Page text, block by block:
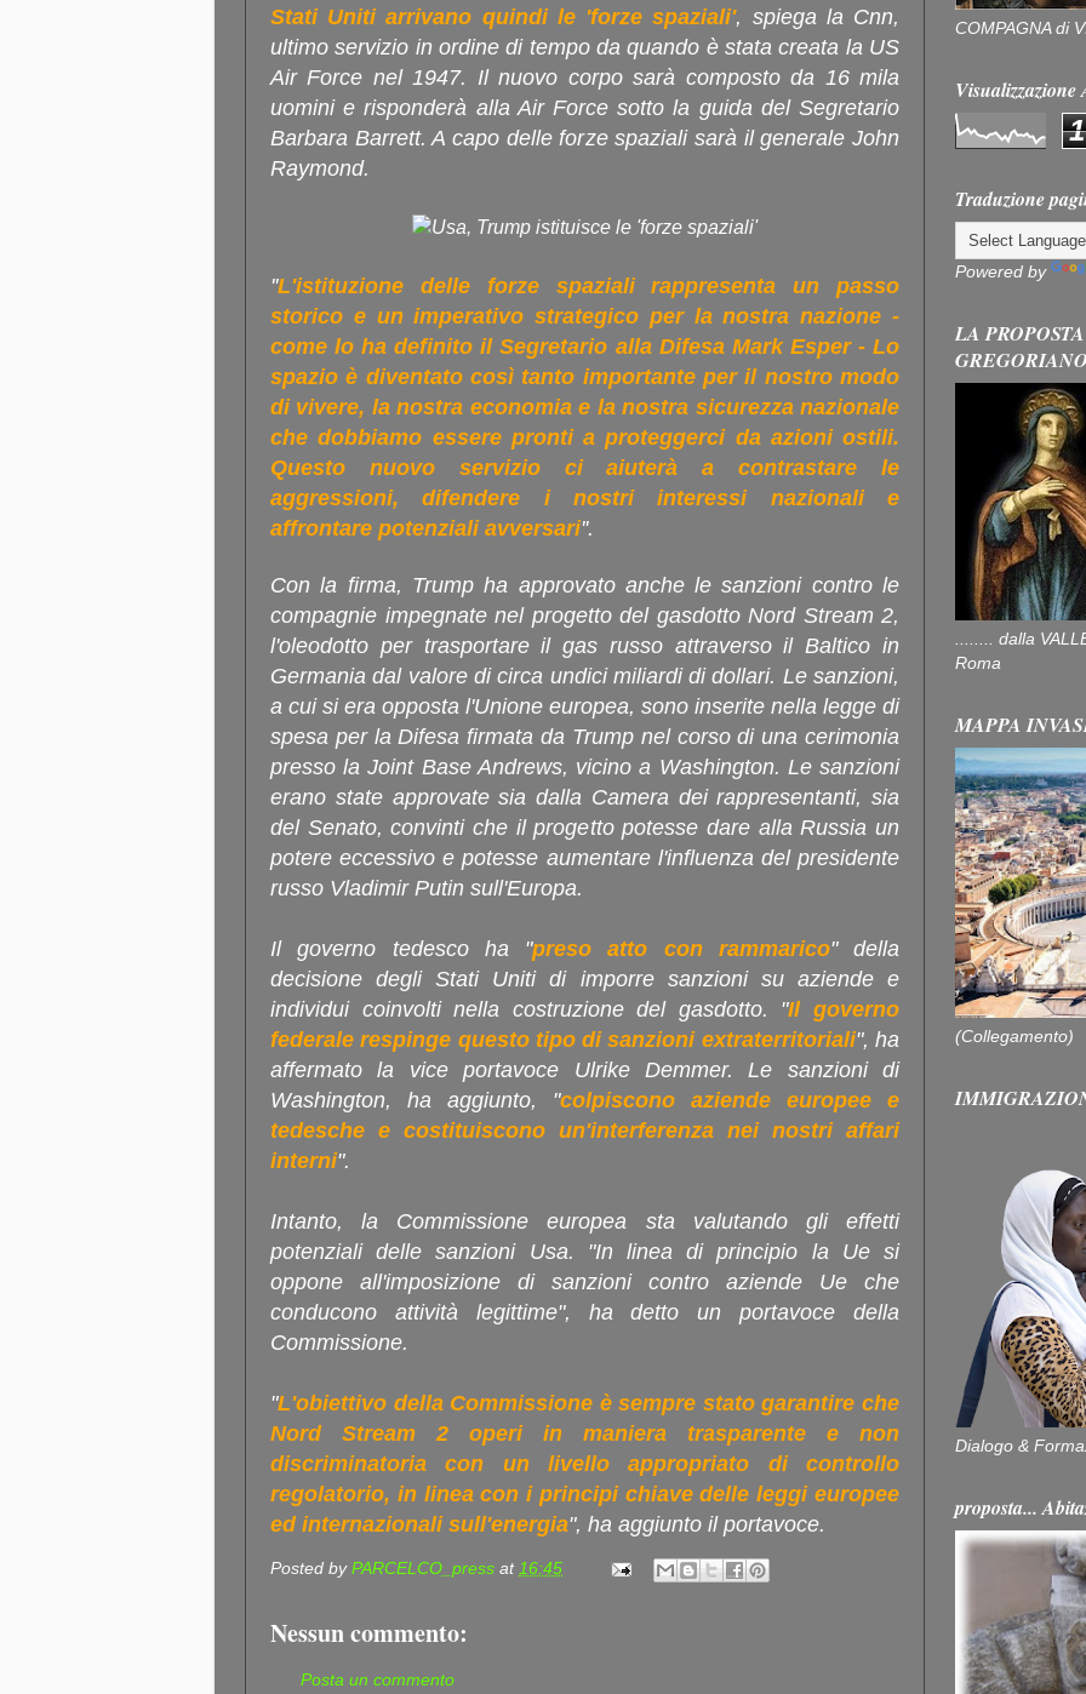
Stati Uniti arrivano quindi le 'forze spaziali', spiega la Cnn,
ultimo servizio in ordine di tempo da quando è stata creata la US
Air Force nel 1947. Il nuovo corpo sarà composto da 16 mila
uomini e risponderà alla Air Force sotto la guida del Segretario
Barbara Barrett. A capo delle forze spaziali sarà il generale John
Raymond.
''L'istituzione delle forze spaziali rappresenta un passo
storico e un imperativo strategico per la nostra nazione -
come lo ha definito il Segretario alla Difesa Mark Esper - Lo
spazio è diventato così tanto importante per il nostro modo
di vivere, la nostra economia e la nostra sicurezza nazionale
che dobbiamo essere pronti a proteggerci da azioni ostili.
Questo nuovo servizio ci aiuterà a contrastare le
aggressioni, difendere i nostri interessi nazionali e
affrontare potenziali avversari''.
Con la firma, Trump ha approvato anche le sanzioni contro le
compagnie impegnate nel progetto del gasdotto Nord Stream 2,
l'oleodotto per trasportare il gas russo attraverso il Baltico in
Germania dal valore di circa undici miliardi di dollari. Le sanzioni,
a cui si era opposta l'Unione europea, sono inserite nella legge di
spesa per la Difesa firmata da Trump nel corso di una cerimonia
presso la Joint Base Andrews, vicino a Washington. Le sanzioni
erano state approvate sia dalla Camera dei rappresentanti, sia
del Senato, convinti che il progetto potesse dare alla Russia un
potere eccessivo e potesse aumentare l'influenza del presidente
russo Vladimir Putin sull'Europa.
Il governo tedesco ha "preso atto con rammarico" della
decisione degli Stati Uniti di imporre sanzioni su aziende e
individui coinvolti nella costruzione del gasdotto. "Il governo
federale respinge questo tipo di sanzioni extraterritoriali", ha
affermato la vice portavoce Ulrike Demmer. Le sanzioni di
Washington, ha aggiunto, "colpiscono aziende europee e
tedesche e costituiscono un'interferenza nei nostri affari
interni".
Intanto, la Commissione europea sta valutando gli effetti
potenziali delle sanzioni Usa. "In linea di principio la Ue si
oppone all'imposizione di sanzioni contro aziende Ue che
conducono attività legittime", ha detto un portavoce della
Commissione.
"L'obiettivo della Commissione è sempre stato garantire che
Nord Stream 2 operi in maniera trasparente e non
discriminatoria con un livello appropriato di controllo
regolatorio, in linea con i principi chiave delle leggi europee
ed internazionali sull'energia", ha aggiunto il portavoce.
Posted byPARCELCO_press at16:45
Nessun commento:
Posta un commento
COMPAGNA di
1
Traduzione
Powered by
LA
........ dalla
Roma
MAPPA
(Collegamento)
Dialogo &
proposta...